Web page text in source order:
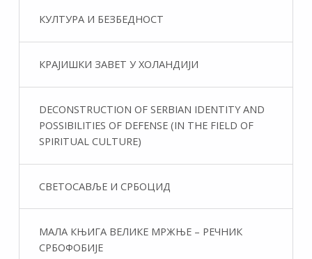
КУЛТУРА И БЕЗБЕДНОСТ
КРАЈИШКИ ЗАВЕТ У ХОЛАНДИЈИ
DECONSTRUCTION OF SERBIAN IDENTITY AND
POSSIBILITIES OF DEFENSE (IN THE FIELD OF
SPIRITUAL CULTURE)
СВЕТОСАВЉЕ И СРБОЦИД
МАЛА КЊИГА ВЕЛИКЕ МРЖЊЕ – РЕЧНИК
СРБОФОБИЈЕ